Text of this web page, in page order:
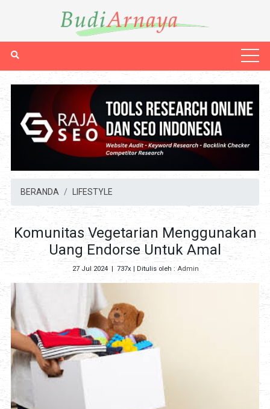
BERANDA LIFESTYLE
Komunitas Vegetarian Menggunakan
Uang Endorse Untuk Amal
27 Jul 2024 737x | Ditulis oleh :Admin